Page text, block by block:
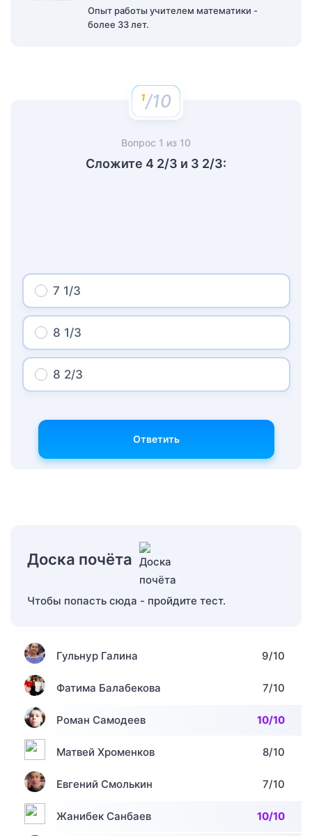
Опыт работы учителем математики -
более 33 лет.
/10
Вопрос 1 из 10
Сложите 4 2/3 и 3 2/3:
7 1/3
8 1/3
8 2/3
Ответить
Доска почёта
Чтобы попасть сюда - пройдите тест.
Гульнур Галина 9/10
Фатима Балабекова 7/10
Роман Самодеев 10/10
Матвей Хроменков 8/10
Евгений Смолькин 7/10
Жанибек Санбаев 10/10